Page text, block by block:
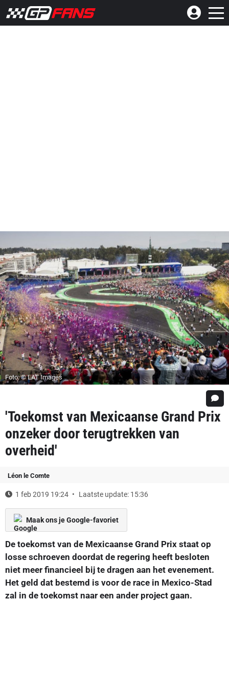
Foto: © LAT Images
'Toekomst van Mexicaanse Grand Prix
onzeker door terugtrekken van
overheid'
Léon le Comte
1 feb 2019 19:24 Laatste update: 15:36
Maak ons je Google-favoriet
De toekomst van de Mexicaanse Grand Prix staat op
losse schroeven doordat de regering heeft besloten
niet meer financieel bij te dragen aan het evenement.
Het geld dat bestemd is voor de race in Mexico-Stad
zal in de toekomst naar een ander project gaan.